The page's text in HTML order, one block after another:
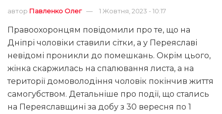
автор Павленко Олег 1 Жовтня, 2023 - 10:17
Правоохоронцям повідомили про те, що на
Дніпрі чоловіки ставили сітки, а у Переяславі
невідомі проникли до помешкань. Окрім цього,
жінка скаржилась на спалювання листа, а на
території домоволодіння чоловік покінчив життя
самогубством. Детальніше про події, що стались
на Переяславщині за добу з 30 вересня по 1